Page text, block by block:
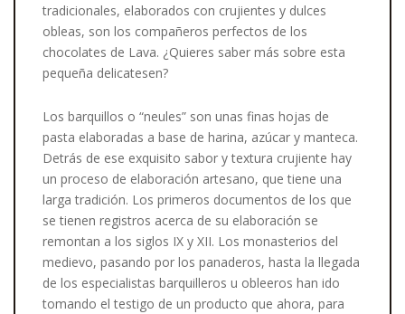
tradicionales, elaborados con crujientes y dulces
obleas, son los compañeros perfectos de los
chocolates de Lava. ¿Quieres saber más sobre esta
pequeña delicatesen?
Los barquillos o “neules” son unas finas hojas de
pasta elaboradas a base de harina, azúcar y manteca.
Detrás de ese exquisito sabor y textura crujiente hay
un proceso de elaboración artesano, que tiene una
larga tradición. Los primeros documentos de los que
se tienen registros acerca de su elaboración se
remontan a los siglos IX y XII. Los monasterios del
medievo, pasando por los panaderos, hasta la llegada
de los especialistas barquilleros u obleeros han ido
tomando el testigo de un producto que ahora, para